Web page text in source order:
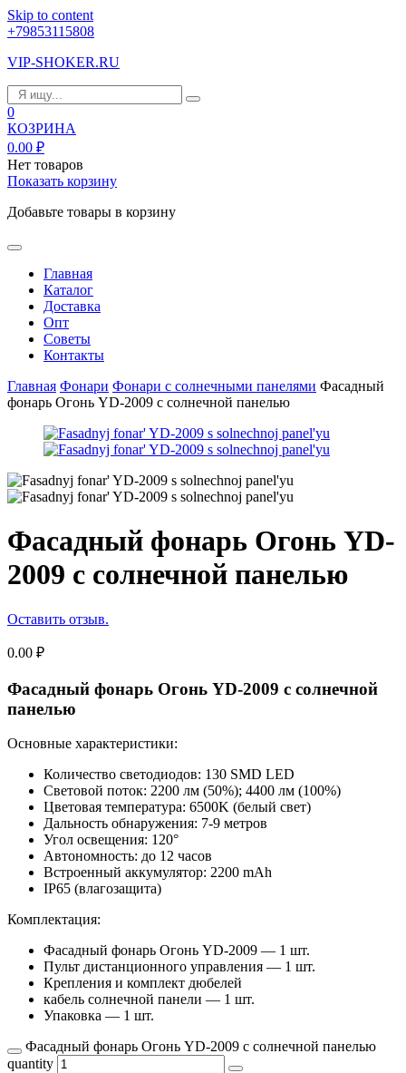
Skip to content
+79853115808
VIP-SHOKER.RU
0
КОЗРИНА
0.00 ₽
Нет товаров
Показать корзину
Добавьте товары в корзину
Главная
Каталог
Доставка
Опт
Советы
Контакты
Главная Фонари Фонари с солнечными панелями Фасадный
фонарь Огонь YD-2009 с солнечной панелью
Фасадный фонарь Огонь YD-
2009 с солнечной панелью
Оставить отзыв.
0.00 ₽
Фасадный фонарь Огонь YD-2009 с солнечной
панелью
Основные характеристики:
Количество светодиодов: 130 SMD LED
Световой поток: 2200 лм (50%); 4400 лм (100%)
Цветовая температура: 6500K (белый свет)
Дальность обнаружения: 7-9 метров
Угол освещения: 120°
Автономность: до 12 часов
Встроенный аккумулятор: 2200 mAh
IP65 (влагозащита)
Комплектация:
Фасадный фонарь Огонь YD-2009 — 1 шт.
Пульт дистанционного управления — 1 шт.
Крепления и комплект дюбелей
кабель солнечной панели — 1 шт.
Упаковка — 1 шт.
Фасадный фонарь Огонь YD-2009 с солнечной панелью
quantity